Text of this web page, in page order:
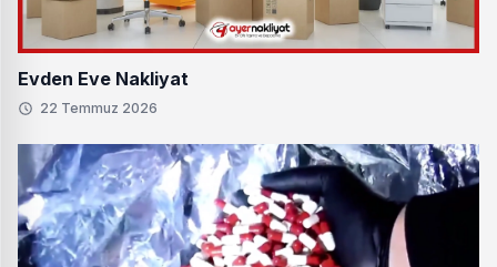
Evden Eve Nakliyat
22 Temmuz 2026